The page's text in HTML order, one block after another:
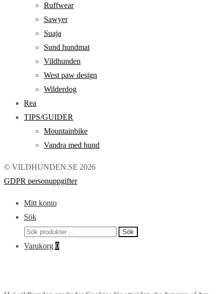
Ruffwear
Sawyer
Suaja
Sund hundmat
Vildhunden
West paw design
Wilderdog
Rea
TIPS/GUIDER
Mountainbike
Vandra med hund
© VILDHUNDEN.SE 2026
GDPR personuppgifter
Mitt konto
Sök
Sök
efter:
Sök
Varukorg 0